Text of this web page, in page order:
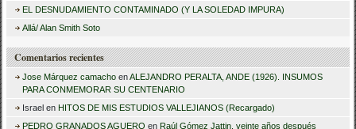
r
EL DESNUDAMIENTO CONTAMINADO (Y LA SOLEDAD IMPURA)
Allá/ Alan Smith Soto
Comentarios recientes
Jose Márquez camacho enALEJANDRO PERALTA, ANDE (1926). INSUMOS
PARA CONMEMORAR SU CENTENARIO
Israel en HITOS DE MIS ESTUDIOS VALLEJIANOS (Recargado)
PEDRO GRANADOS AGUERO en Raúl Gómez Jattin, veinte años después